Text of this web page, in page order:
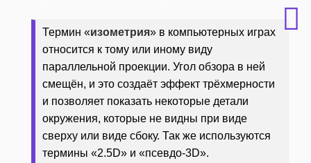
Термин «изометрия» в компьютерных играх
относится к тому или иному виду
параллельной проекции. Угол обзора в ней
смещён, и это создаёт эффект трёхмерности
и позволяет показать некоторые детали
окружения, которые не видны при виде
сверху или виде сбоку. Так же используются
термины «2.5D» и «псевдо-3D».